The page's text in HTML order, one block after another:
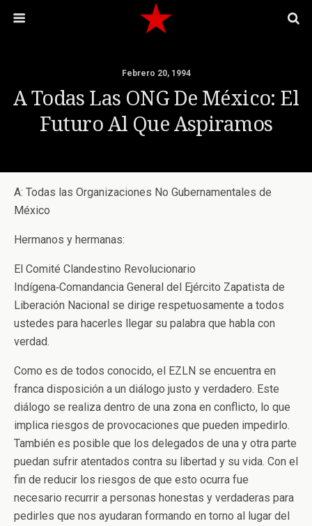
Febrero 20, 1994
A Todas Las ONG De México: El
Futuro Al Que Aspiramos
A: Todas las Organizaciones No Gubernamentales de
México
Hermanos y hermanas:
El Comité Clandestino Revolucionario
Indígena‑Comandancia General del Ejército Zapatista de
Liberación Nacional se dirige respetuosamente a todos
ustedes para hacerles llegar su palabra que habla con
verdad.
Como es de todos conocido, el EZLN se encuentra en
franca disposición a un diálogo justo y verdadero. Este
diálogo se realiza dentro de una zona en conflicto, lo que
implica riesgos de provocaciones que pueden impedirlo.
También es posible que los delegados de una y otra parte
puedan sufrir atentados contra su libertad y su vida. Con el
fin de reducir los riesgos de que esto ocurra fue
necesario recurrir a personas honestas y verdaderas para
pedirles que nos ayudaran formando en torno al lugar del